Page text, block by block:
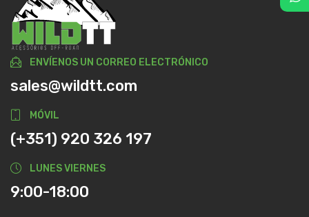
ENVÍENOS UN CORREO ELECTRÓNICO
sales@wildtt.com
MÓVIL
(+351) 920 326 197
LUNES VIERNES
9:00-18:00